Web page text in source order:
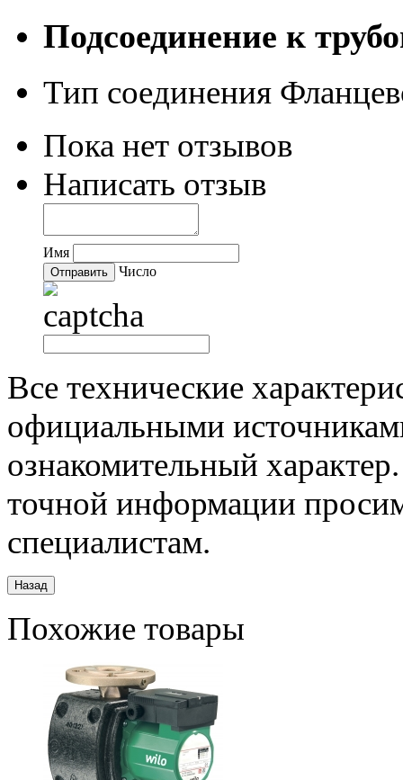
Подсоединение к
Тип соединения
Пока нет отзывов
Написать отзыв
Имя
Число
Все технические
официальными
ознакомительный
точной информации
специалистам.
Похожие товары